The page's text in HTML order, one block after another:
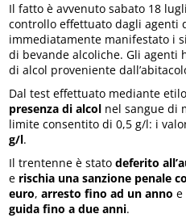
Il fatto è avvenuto sabato 18
controllo effettuato dagli agenti
immediatamente manifestato i
di bevande alcoliche. Gli agenti
di alcol proveniente
Dal test effettuato mediante
presenza di alcol nel sangue di
limite consentito di 0,5 g/l: i
g/l.
Il trentenne è statodeferito
e rischia una sanzione penale
euro,arresto fino ad un anno e
guida fino a due anni.